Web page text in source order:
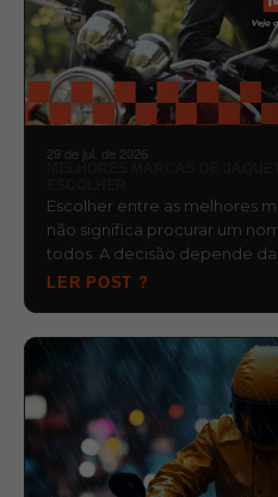
29 de jul. de 2026
Escolher entre as melhores
não significa procurar um
todos. A decisão depende da
LER POST ?